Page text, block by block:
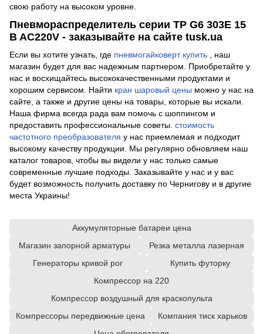
свою работу на высоком уровне.
Пневмораспределитель серии TP G6 303E 15
B AC220V - заказывайте на сайте tusk.ua
Если вы хотите узнать, где пневмогайковерт купить , наш
магазин будет для вас надежным партнером. Приобретайте у
нас и восхищайтесь высококачественными продуктами и
хорошим сервисом. Найти кран шаровый цены можно у нас на
сайте, а также и другие цены на товары, которые вы искали.
Наша фирма всегда рада вам помочь с шоппингом и
предоставить профессиональные советы. стоимость
частотного преобразователя у нас приемлемая и подходит
высокому качеству продукции. Мы регулярно обновляем наш
каталог товаров, чтобы вы видели у нас только самые
современные лучшие подходы. Заказывайте у нас и у вас
будет возможность получить доставку по Чернигову и в другие
места Украины!
Аккумуляторные батареи цена
Магазин запорной арматуры
Резка металла лазерная
Генераторы кривой рог
Купить футорку
Компрессор на 220
Компрессор воздушный для краскопульта
Компрессоры передвижные цена
Компания тиск харьков